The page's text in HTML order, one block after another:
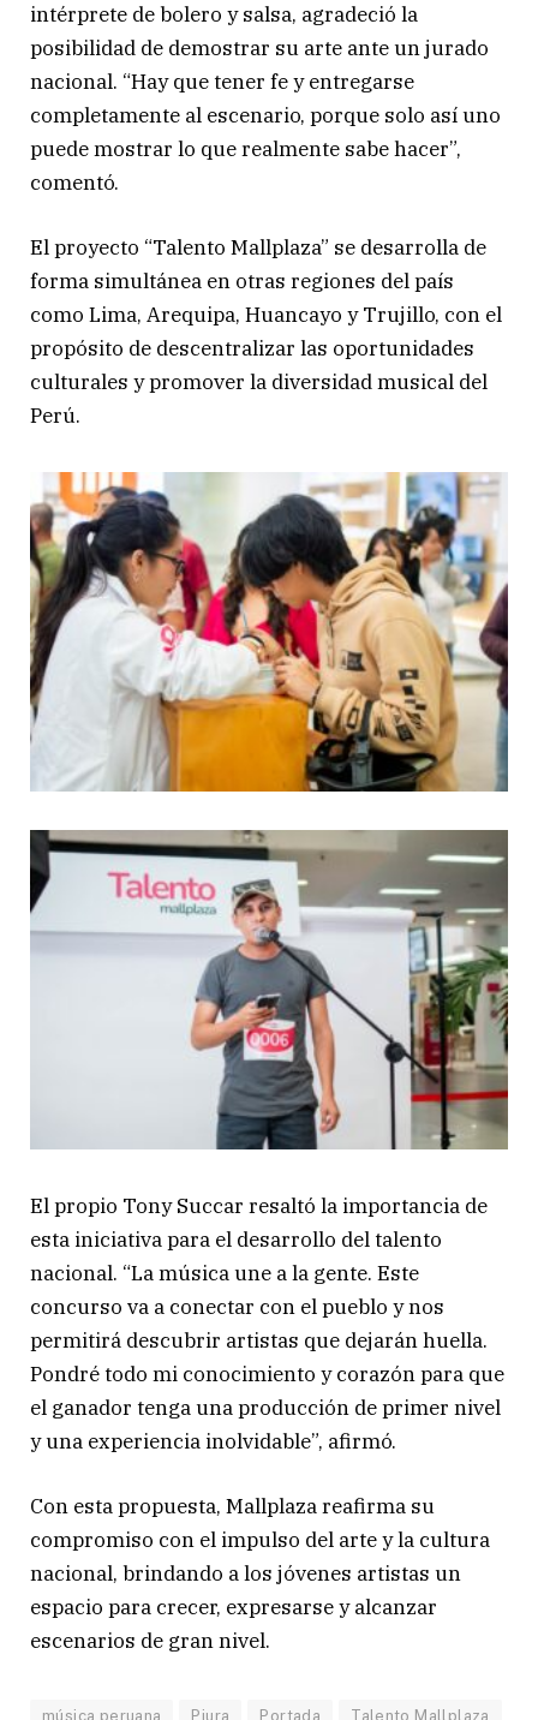
intérprete de bolero y salsa, agradeció la
posibilidad de demostrar su arte ante un jurado
nacional. “Hay que tener fe y entregarse
completamente al escenario, porque solo así uno
puede mostrar lo que realmente sabe hacer”,
comentó.
El proyecto “Talento Mallplaza” se desarrolla de
forma simultánea en otras regiones del país
como Lima, Arequipa, Huancayo y Trujillo, con el
propósito de descentralizar las oportunidades
culturales y promover la diversidad musical del
Perú.
El propio Tony Succar resaltó la importancia de
esta iniciativa para el desarrollo del talento
nacional. “La música une a la gente. Este
concurso va a conectar con el pueblo y nos
permitirá descubrir artistas que dejarán huella.
Pondré todo mi conocimiento y corazón para que
el ganador tenga una producción de primer nivel
y una experiencia inolvidable”, afirmó.
Con esta propuesta, Mallplaza reafirma su
compromiso con el impulso del arte y la cultura
nacional, brindando a los jóvenes artistas un
espacio para crecer, expresarse y alcanzar
escenarios de gran nivel.
música peruana Piura Portada Talento Mallplaza